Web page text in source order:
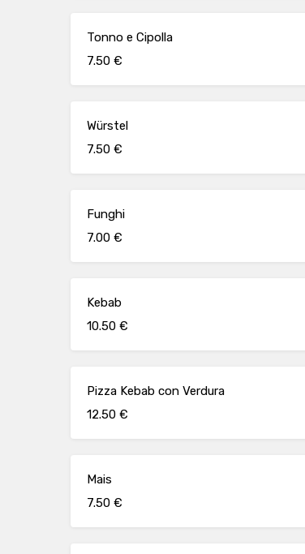
Tonno e Cipolla
7.50 €
Würstel
7.50 €
Funghi
7.00 €
Kebab
10.50 €
Pizza Kebab con Verdura
12.50 €
Mais
7.50 €